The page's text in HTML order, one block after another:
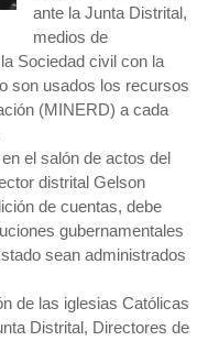
ante la Junta Distrital,
medios de
Sociedad civil con la
son usados los recursos
(MINERD) a cada
el salón de actos del
distrital Gelson
de cuentas, debe
gubernamentales
sean administrados
de las iglesias Católicas
Distrital, Directores de